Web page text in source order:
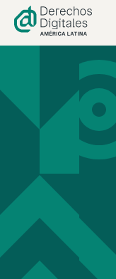
contenido